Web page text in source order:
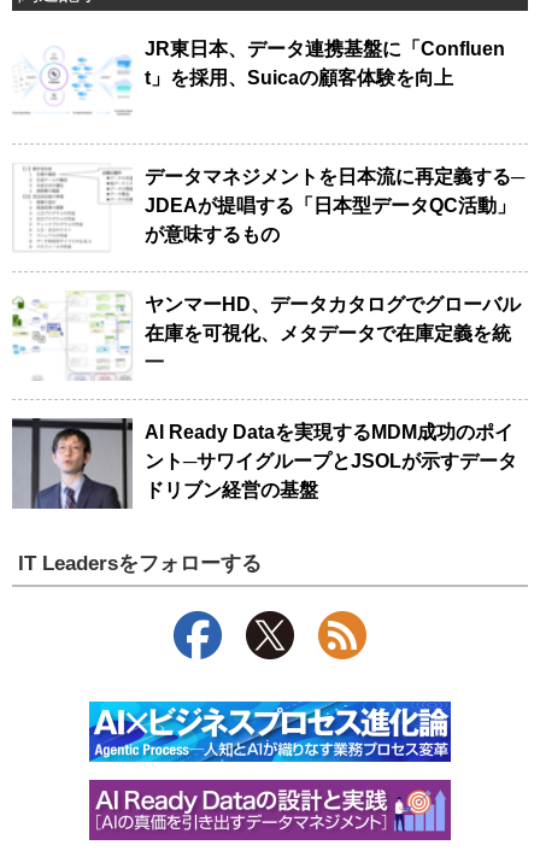
JR東日本、データ連携基盤に「Confluen
t」を採用、Suicaの顧客体験を向上
データマネジメントを日本流に再定義する─
JDEAが提唱する「日本型データQC活動」
が意味するもの
ヤンマーHD、データカタログでグローバル
在庫を可視化、メタデータで在庫定義を統
一
AI Ready Dataを実現するMDM成功のポイ
ント─サワイグループとJSOLが示すデータ
ドリブン経営の基盤
IT Leadersをフォローする